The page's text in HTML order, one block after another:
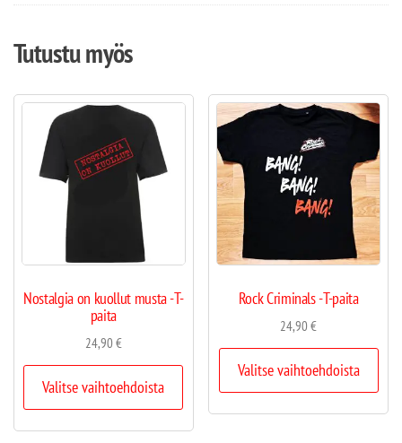
Tutustu myös
Nostalgia on kuollut musta -T-
paita
24,90€
Valitse vaihtoehdoista
Rock Criminals -T-paita
24,90€
Valitse vaihtoehdoista